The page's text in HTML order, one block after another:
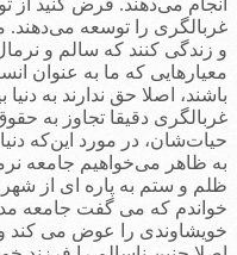
انجام می‌دهند. فرض کنید از
غربالگری را توسعه می‌دهند.
و زندگی کنند که سالم و
معیارهایی که ما به عنوان
باشند، اصلا حق ندارند به
غربالگری دقیقا تجاوز به
حیات‌شان، در مورد این‌که دنیا
به ظاهر می‌خواهیم جامعه
ظلم و ستم به پاره ای از
خواندم که می گفت جامعه
خویشاوندی را عوض می کند